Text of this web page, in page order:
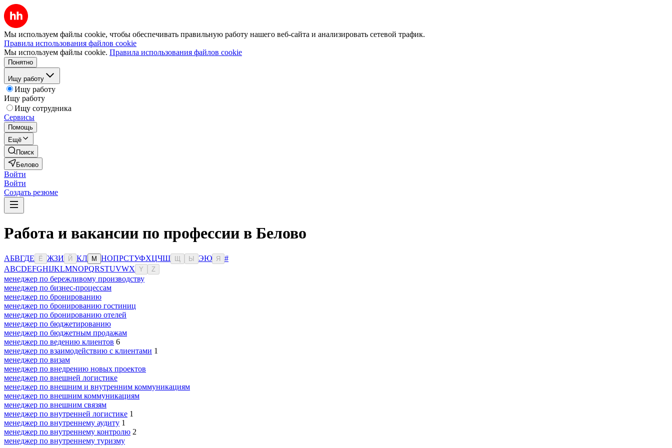
Мы используем файлы cookie, чтобы обеспечивать правильную работу нашего веб-сайта и анализировать сетевой трафик.
Правила использования файлов cookie
Мы используем файлы cookie. Правила использования файлов cookie
Понятно
Ищу работу
Ищу работу
Ищу работу
Ищу сотрудника
Сервисы
Помощь
Ещё
Поиск
Белово
Войти
Войти
Создать резюме
Работа и вакансии по профессии в Белово
АБВГДЕ Ё ЖЗИ Й КЛ М НОПРСТУФХЦЧШ Ы ЭЮ Я
#
ABCDEFGHIJKLMNOPQRSTUVWX Y Z
менеджер по бережливому производству
менеджер по бизнес-процессам
менеджер по бронированию
менеджер по бронированию гостиниц
менеджер по бронированию отелей
менеджер по бюджетированию
менеджер по бюджетным продажам
менеджер по ведению клиентов 6
менеджер по взаимодействию с клиентами 1
менеджер по визам
менеджер по внедрению новых проектов
менеджер по внешней логистике
менеджер по внешним и внутренним коммуникациям
менеджер по внешним коммуникациям
менеджер по внешним связям
менеджер по внутренней логистике 1
менеджер по внутреннему аудиту 1
менеджер по внутреннему контролю 2
менеджер по внутреннему туризму